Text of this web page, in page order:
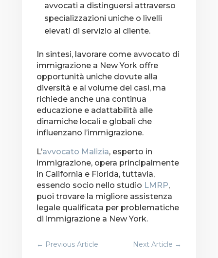
avvocati a distinguersi attraverso
specializzazioni uniche o livelli
elevati di servizio al cliente.
In sintesi, lavorare come avvocato di
immigrazione a New York offre
opportunità uniche dovute alla
diversità e al volume dei casi, ma
richiede anche una continua
educazione e adattabilità alle
dinamiche locali e globali che
influenzano l’immigrazione.
L’avvocato Malizia, esperto in
immigrazione, opera principalmente
in California e Florida, tuttavia,
essendo socio nello studio LMRP,
puoi trovare la migliore assistenza
legale qualificata per problematiche
di immigrazione a New York.
← Previous Article Next Article →